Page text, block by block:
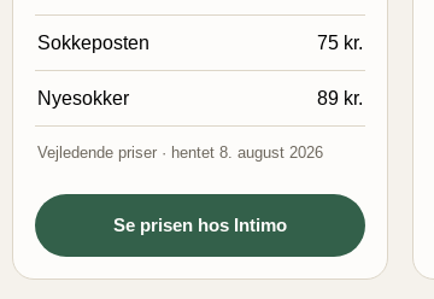
Sokkeposten 75 kr.
Nyesokker 89 kr.
Vejledende priser · hentet 8. august 2026
Se prisen hos Intimo